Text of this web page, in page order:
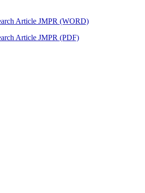
Article JMPR (WORD)
Article JMPR (PDF)